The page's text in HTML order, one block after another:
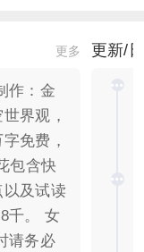
更多
作：金
界观，
免费，
包含快
及试读
千。 女
请务必
更新/